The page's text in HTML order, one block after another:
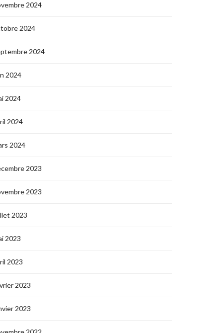
2024
2024
2024
2024
2024
2024
2024
2023
2023
2023
2023
2023
2023
2023